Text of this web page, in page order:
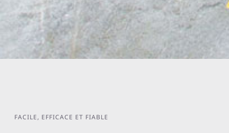
FACILE, EFFICACE ET FIABLE